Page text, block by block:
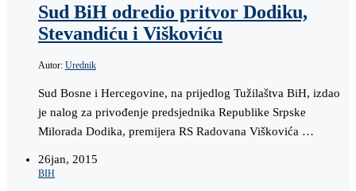
Sud BiH odredio pritvor Dodiku,
Stevandiću i Viškoviću
Autor: Urednik
Sud Bosne i Hercegovine, na prijedlog Tužilaštva BiH, izdao
je nalog za privođenje predsjednika Republike Srpske
Milorada Dodika, premijera RS Radovana Viškovića …
26jan, 2015
BIH